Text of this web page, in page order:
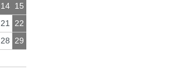
14 15
21 22
28 29